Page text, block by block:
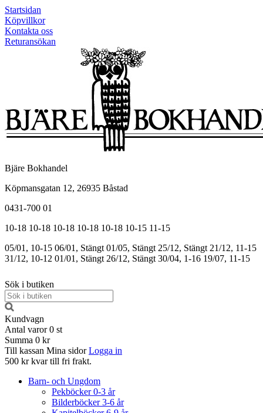
Startsidan
Köpvillkor
Kontakta oss
Returansökan
Bjäre Bokhandel
Köpmansgatan 12, 26935 Båstad
0431-700 01
10-18 10-18 10-18 10-18 10-18 10-15 11-15
05/01, 10-15 06/01, Stängt 01/05, Stängt 25/12, Stängt 21/12, 11-15
31/12, 10-12 01/01, Stängt 26/12, Stängt 30/04, 1-16 19/07, 11-15
Sök i butiken
Kundvagn
Antal varor 0 st
Summa 0 kr
Till kassan Mina sidor Logga in
500 kr kvar till fri frakt.
Barn- och Ungdom
Pekböcker 0-3 år
Bilderböcker 3-6 år